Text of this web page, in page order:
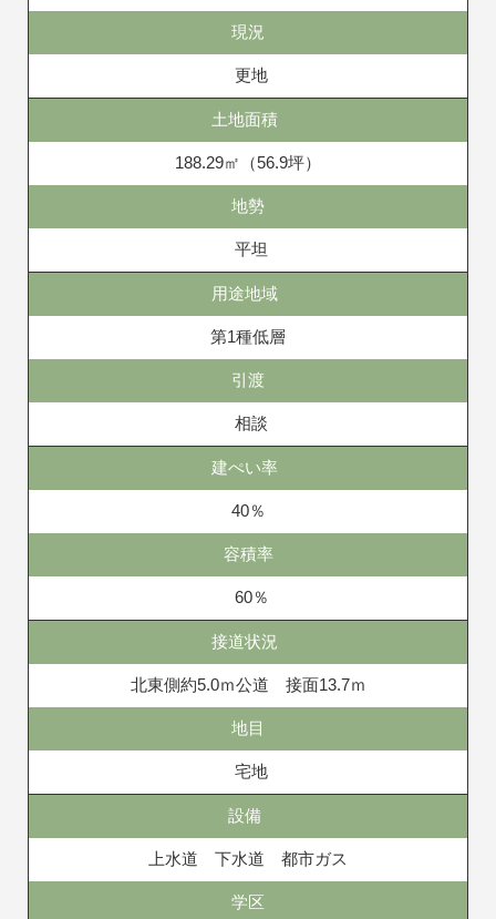
現況
更地
土地面積
188.29㎡（56.9坪）
地勢
平坦
用途地域
第1種低層
引渡
相談
建ぺい率
40％
容積率
60％
接道状況
北東側約5.0ｍ公道 接面13.7ｍ
地目
宅地
設備
上水道 下水道 都市ガス
学区